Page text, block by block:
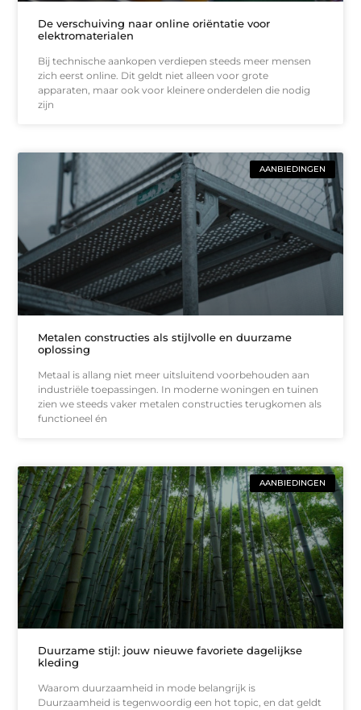
De verschuiving naar online oriëntatie voor
elektromaterialen
Bij technische aankopen verdiepen steeds meer mensen
zich eerst online. Dit geldt niet alleen voor grote
apparaten, maar ook voor kleinere onderdelen die nodig
zijn
AANBIEDINGEN
Metalen constructies als stijlvolle en duurzame
oplossing
Metaal is allang niet meer uitsluitend voorbehouden aan
industriële toepassingen. In moderne woningen en tuinen
zien we steeds vaker metalen constructies terugkomen als
functioneel én
AANBIEDINGEN
Duurzame stijl: jouw nieuwe favoriete dagelijkse
kleding
Waarom duurzaamheid in mode belangrijk is
Duurzaamheid is tegenwoordig een hot topic, en dat geldt